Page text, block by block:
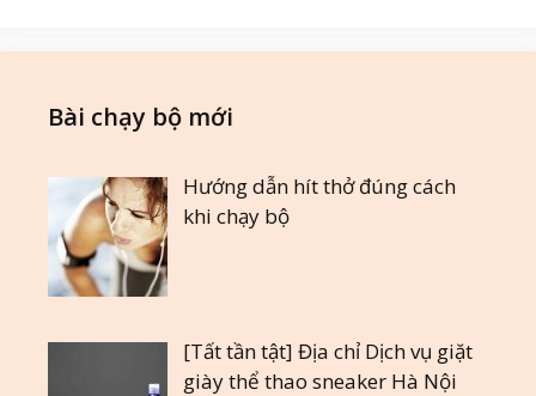
Bài chạy bộ mới
Hướng dẫn hít thở đúng cách
khi chạy bộ
[Tất tần tật] Địa chỉ Dịch vụ giặt
giày thể thao sneaker Hà Nội